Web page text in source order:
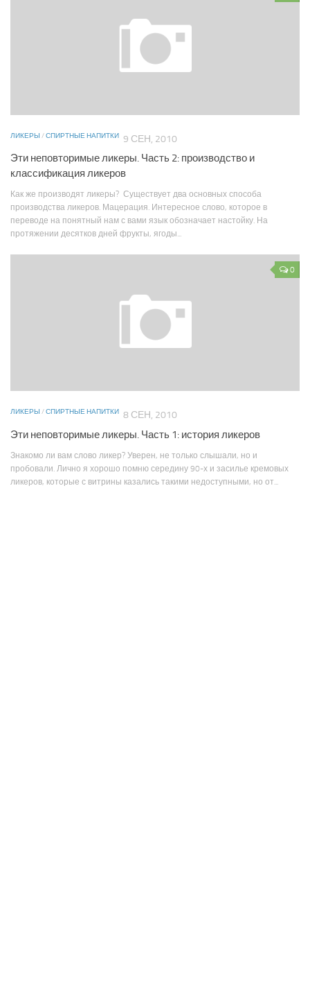
ЛИКЕРЫ /СПИРТНЫЕ НАПИТКИ 9 СЕН, 2010
Эти неповторимые ликеры. Часть 2: производство и
классификация ликеров
Как же производят ликеры? Существует два основных способа
производства ликеров. Мацерация. Интересное слово, которое в
переводе на понятный нам с вами язык обозначает настойку. На
протяжении десятков дней фрукты, ягоды...
0
ЛИКЕРЫ /СПИРТНЫЕ НАПИТКИ 8 СЕН, 2010
Эти неповторимые ликеры. Часть 1: история ликеров
Знакомо ли вам слово ликер? Уверен, не только слышали, но и
пробовали. Лично я хорошо помню середину 90-х и засилье кремовых
ликеров, которые с витрины казались такими недоступными, но от...